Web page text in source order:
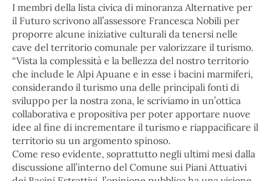
I membri della lista civica di minoranza Alternative per
il Futuro scrivono all’assessore Francesca Nobili per
proporre alcune iniziative culturali da tenersi nelle
cave del territorio comunale per valorizzare il turismo.
“Vista la complessità e la bellezza del nostro territorio
che include le Alpi Apuane e in esse i bacini marmiferi,
considerando il turismo una delle principali fonti di
sviluppo per la nostra zona, le scriviamo in un’ottica
collaborativa e propositiva per poter apportare nuove
idee al fine di incrementare il turismo e riappacificare il
territorio su un argomento spinoso.
Come reso evidente, soprattutto negli ultimi mesi dalla
discussione all’interno del Comune sui Piani Attuativi